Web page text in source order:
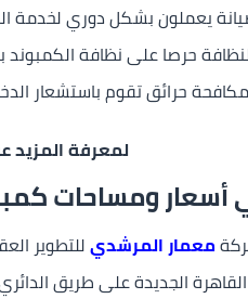
يعملون بشكل دوري لخدمة
حرصا على نظافة
حرائق تقوم باستشعار
لمعرفة المزيد
ومساحات
معمار المرشدي
الجديدة على طريق